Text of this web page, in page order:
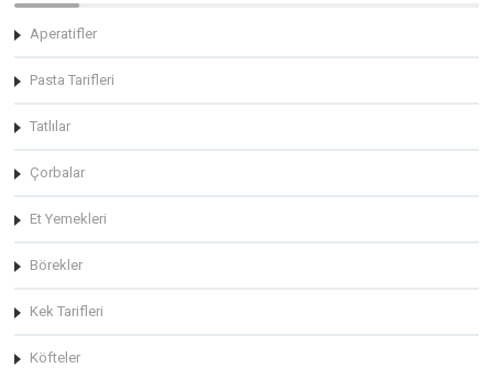
Aperatifler
Pasta Tarifleri
Tatlılar
Çorbalar
Et Yemekleri
Börekler
Kek Tarifleri
Köfteler